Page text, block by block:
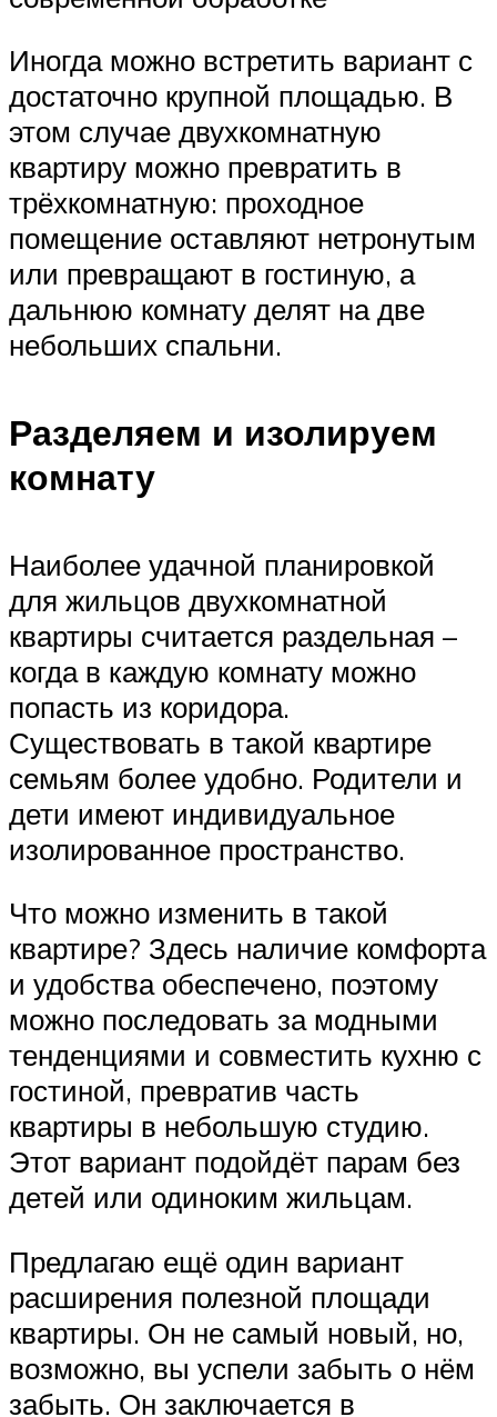
Иногда можно встретить вариант с
достаточно крупной площадью. В
этом случае двухкомнатную
квартиру можно превратить в
трёхкомнатную: проходное
помещение оставляют нетронутым
или превращают в гостиную, а
дальнюю комнату делят на две
небольших спальни.
Разделяем и изолируем
комнату
Наиболее удачной планировкой
для жильцов двухкомнатной
квартиры считается раздельная –
когда в каждую комнату можно
попасть из коридора.
Существовать в такой квартире
семьям более удобно. Родители и
дети имеют индивидуальное
изолированное пространство.
Что можно изменить в такой
квартире? Здесь наличие комфорта
и удобства обеспечено, поэтому
можно последовать за модными
тенденциями и совместить кухню с
гостиной, превратив часть
квартиры в небольшую студию.
Этот вариант подойдёт парам без
детей или одиноким жильцам.
Предлагаю ещё один вариант
расширения полезной площади
квартиры. Он не самый новый, но,
возможно, вы успели забыть о нём
забыть. Он заключается в